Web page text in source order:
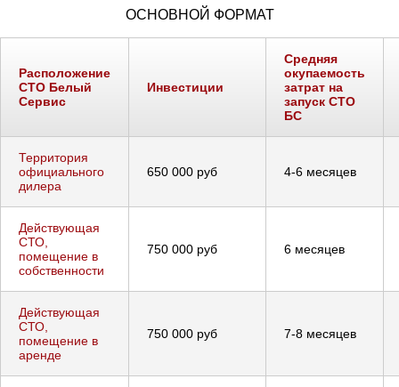
ОСНОВНОЙ ФОРМАТ
Расположение
СТО Белый
Сервис
Инвестиции
Средняя
окупаемость
затрат на
запуск СТО
БС
Территория
официального
дилера
650 000 руб 4-6 месяцев
Действующая
СТО,
помещение в
собственности
750 000 руб 6 месяцев
Действующая
СТО,
помещение в
аренде
750 000 руб 7-8 месяцев